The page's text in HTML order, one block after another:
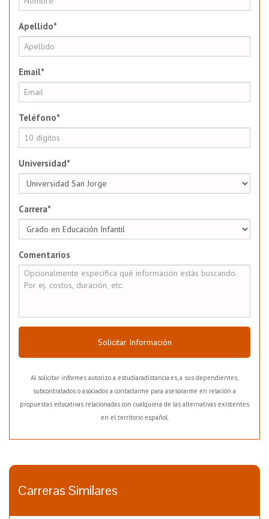
Apellido*
Email*
Teléfono*
Universidad*
Carrera*
Comentarios
Solicitar Información
Al solicitar informes autorizo a estudiaradistancia.es, a sus dependientes,
subcontratados o asociados a contactarme para asesorarme en relación a
propuestas educativas relacionadas con cualquiera de las alternativas existentes
en el territorio español.
Carreras Similares